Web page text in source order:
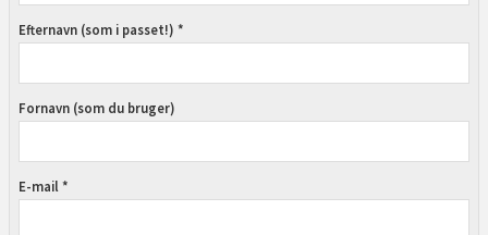
Efternavn (som i passet!) *
Fornavn (som du bruger)
E-mail *